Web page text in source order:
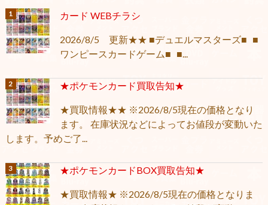
カード WEBチラシ
2026/8/5 更新★★ ■デュエルマスターズ■ ■
ワンピースカードゲーム■ ■...
★ポケモンカード買取告知★
★買取情報★★ ※2026/8/5現在の価格となり
ます。 在庫状況などによってお値段が変動いた
します。予めご了...
★ポケモンカードBOX買取告知★
★買取情報★ ※2026/8/5現在の価格となりま